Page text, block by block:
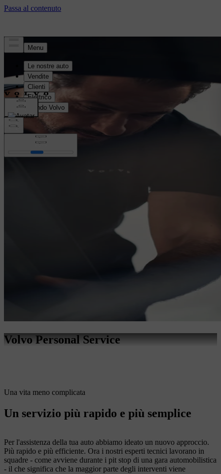
Volvo Personal Service
Una vita meno complicata
Un servizio più rapido e più semplice
Per l'assistenza della tua auto abbiamo ideato un nuovo approccio.
Più rapido e più efficiente. Ora i nostri esperti tecnici lavorano in
squadre - come avviene durante i pit stop di una gara automobilistica
- il che significa che la maggior parte degli interventi viene